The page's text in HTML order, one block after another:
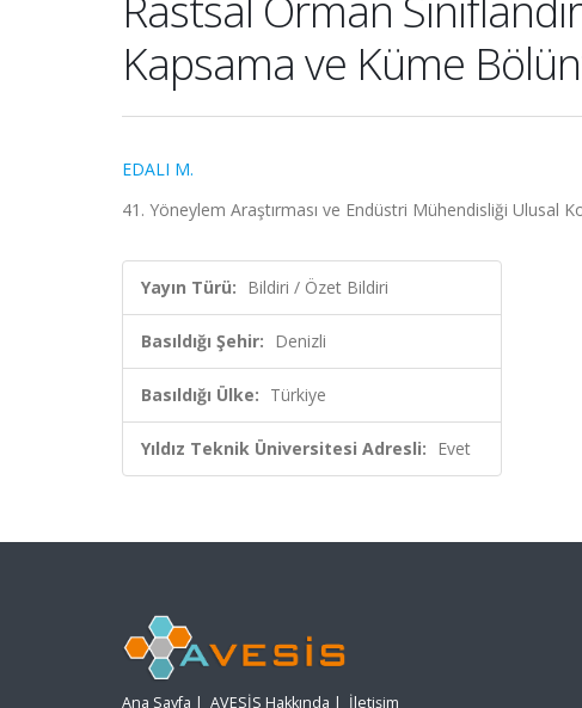
Kapsama ve Küme
EDALI M.
41. Yöneylem Araştırması ve Endüstri Mühendisliği Ulusal
Yayın Türü: Bildiri / Özet Bildiri
Basıldığı Şehir: Denizli
Basıldığı Ülke: Türkiye
Yıldız Teknik Üniversitesi Adresli: Evet
Ana Sayfa | AVESİS Hakkında | İletişim